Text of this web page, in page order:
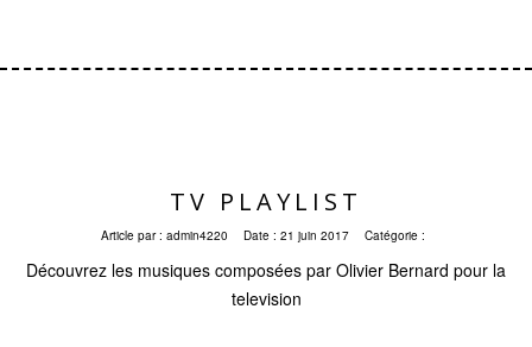
TV PLAYLIST
Article par : admin4220 Date : 21 juin 2017 Catégorie :
Découvrez les musiques composées par Olivier Bernard pour la
television